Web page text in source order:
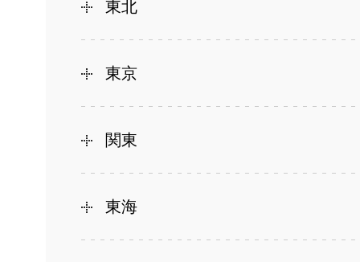
東北
東京
関東
東海